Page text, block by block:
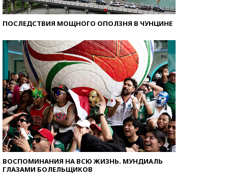
ПОСЛЕДСТВИЯ МОЩНОГО ОПОЛЗНЯ В ЧУНЦИНЕ
ВОСПОМИНАНИЯ НА ВСЮ ЖИЗНЬ. МУНДИАЛЬ
ГЛАЗАМИ БОЛЕЛЬЩИКОВ